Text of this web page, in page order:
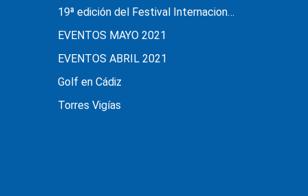
19ª edición del Festival Internacional ‘Cádiz en Danza’
EVENTOS MAYO 2021
EVENTOS ABRIL 2021
Golf en Cádiz
Torres Vigías